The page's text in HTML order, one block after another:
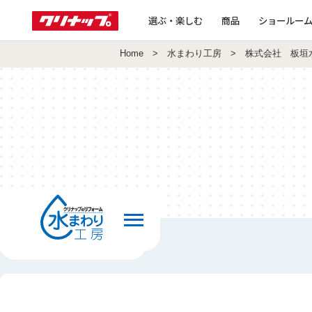
選ぶ・楽しむ 商品 ショールー
Home > 水まわり工房 > 株式会社 板垣
前の画面へ戻る